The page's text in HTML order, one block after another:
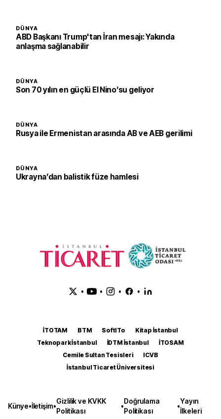
DÜNYA
ABD Başkanı Trump'tan İran mesajı: Yakında
anlaşma sağlanabilir
DÜNYA
Son 70 yılın en güçlü El Nino’su geliyor
DÜNYA
Rusya ile Ermenistan arasında AB ve AEB gerilimi
DÜNYA
Ukrayna’dan balistik füze hamlesi
• • • •
İTOTAM BTM SoftITo
Kitap İstanbul
Teknopark İstanbul
İDTM İstanbul
İTOSAM
Cemile Sultan Tesisleri
ICVB
İstanbul Ticaret Üniversitesi
Künye•İletişim•
Gizlilik ve KVKK
Politikası
•
Doğrulama
Politikası
•
Yayın
İlkeleri